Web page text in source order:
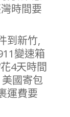
時間要
到新竹,
變速箱
4天時間
國寄包
運費要